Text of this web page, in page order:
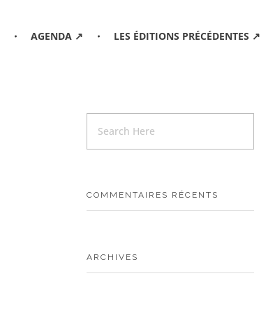
AGENDA ↗ LES ÉDITIONS PRÉCÉDENTES ↗
COMMENTAIRES RÉCENTS
ARCHIVES